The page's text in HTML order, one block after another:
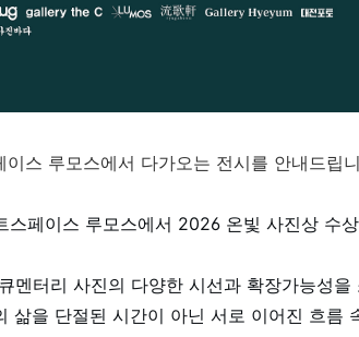
스 루모스에서 다가오는 전시를 안내드립
페이스 루모스에서 2026 온빛 사진상 수
멘터리 사진의 다양한 시선과 확장가능성을
삶을 단절된 시간이 아닌 서로 이어진 흐름